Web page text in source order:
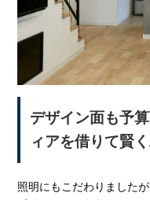
デザイン面も予
ィアを借りて賢
照明にもこだわりました